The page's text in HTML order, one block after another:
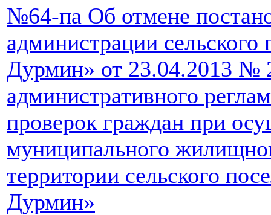
№64-па Об отмене
администрации
Дурмин» от 23.04.2013 №
административного
проверок граждан при
муниципального
территории сельского
Дурмин»